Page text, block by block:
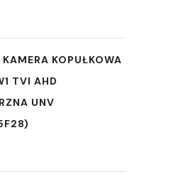
KOPUŁKOWA
TVI AHD
UNV